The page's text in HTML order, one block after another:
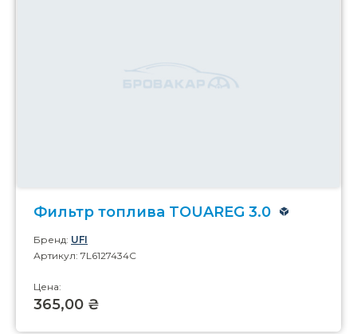
Фильтр топлива TOUAREG 3.0
Бренд: UFI
Артикул: 7L6127434C
Цена:
365,00 ₴